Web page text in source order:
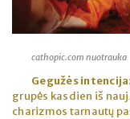
cathopic.com nuotrauka
Gegužės intencija
grupės kasdien iš
charizmos tarnautų